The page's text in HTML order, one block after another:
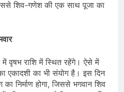
शिव-गणेश की एक साथ पूजा का
में वृषभ राशि में स्थित रहेंगे। ऐसे में
एकादशी का भी संयोग है। इस दिन
का निर्माण होगा, जिससे भगवान शिव